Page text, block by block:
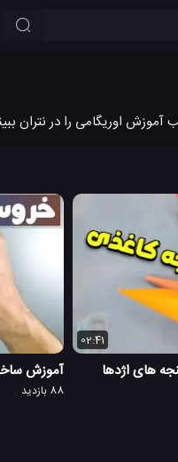
02:41
های اژدها
آموزش
88 بازدید